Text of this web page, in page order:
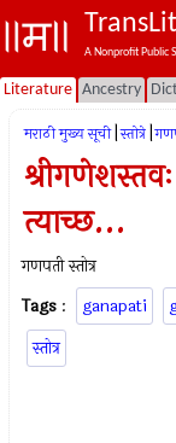
A Nonprofit Public
Literature Ancestry
मराठी मुख्य सूची स्तोत्रे
त्याच्छ...
गणपती स्तोत्र
Tags : ganapati
स्तोत्र